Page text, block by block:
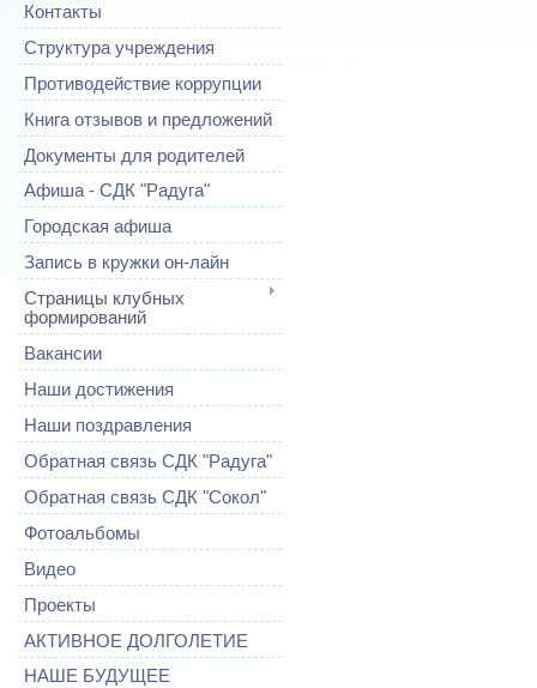
Контакты
Структура учреждения
Противодействие коррупции
Книга отзывов и предложений
Документы для родителей
Афиша - СДК "Радуга"
Городская афиша
Запись в кружки он-лайн
Страницы клубных
формирований
Вакансии
Наши достижения
Наши поздравления
Обратная связь СДК "Радуга"
Обратная связь СДК "Сокол"
Фотоальбомы
Видео
Проекты
АКТИВНОЕ ДОЛГОЛЕТИЕ
НАШЕ БУДУЩЕЕ